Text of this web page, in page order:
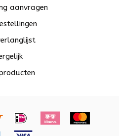
aanvragen